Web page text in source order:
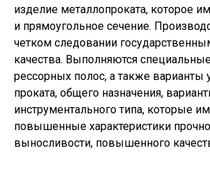
изделие металлопроката, которое
и прямоугольное сечение.
четком следовании
качества. Выполняются
рессорных полос, а также варианты
проката, общего назначения,
инструментального типа, которые
повышенные характеристики
выносливости, повышенного